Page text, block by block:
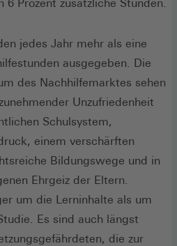
Prozent zusätzliche Stunden.
jedes Jahr mehr als eine
ausgegeben. Die
des Nachhilfemarktes sehen
Unzufriedenheit
Schulsystem,
einem verschärften
Bildungswege und in
Ehrgeiz der Eltern.
um die Lerninhalte als um
Es sind auch längst
die zur